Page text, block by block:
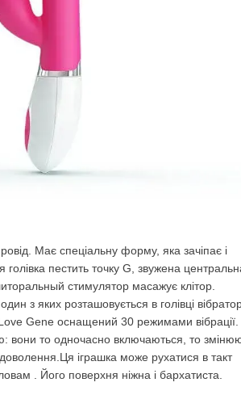
Має спеціальну форму, яка зачіпає і
голівка пестить точку G, звужена
стимулятор масажує клітор.
з яких розташовується в голівці
Gene оснащений 30 режимами вібрації.
вони то одночасно включаються, то
іграшка може рухатися в такт
. Його поверхня ніжна і бархатиста.